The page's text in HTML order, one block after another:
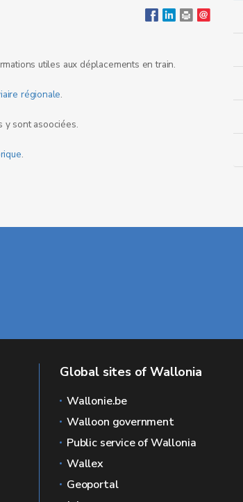
utiles aux déplacements en train.
régionale.
y sont asoociées.
.
Global sites of Wallonia
Wallonie.be
Walloon government
Public service of Wallonia
Wallex
Geoportal